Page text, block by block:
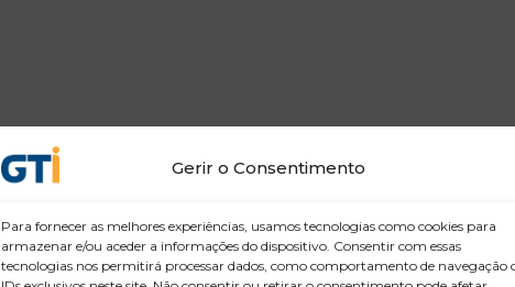
Gerir o Consentimento
Para fornecer as melhores experiências, usamos tecnologias como cookies para
armazenar e/ou aceder a informações do dispositivo. Consentir com essas
tecnologias nos permitirá processar dados, como comportamento de navegação